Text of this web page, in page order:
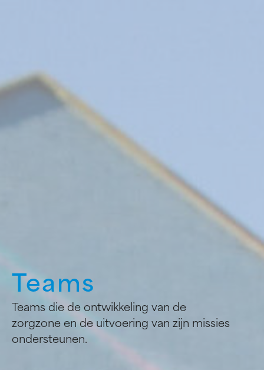
Teams
Teams die de ontwikkeling van de
zorgzone en de uitvoering van zijn missies
ondersteunen.